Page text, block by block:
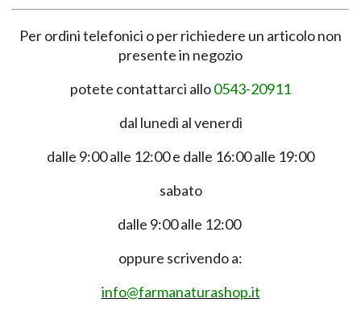
Per ordini telefonici o per richiedere un articolo non
presente in negozio
potete contattarci allo0543-20911
dal lunedì al venerdì
dalle 9:00 alle 12:00 e dalle 16:00 alle 19:00
sabato
dalle 9:00 alle 12:00
oppure scrivendo a:
info@farmanaturashop.it